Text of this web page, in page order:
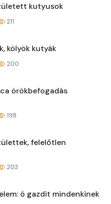
kutyusok
211
kölyök kutyák
200
örökbefogadás
198
felelőtlen
203
ó gazdit mindenkinek